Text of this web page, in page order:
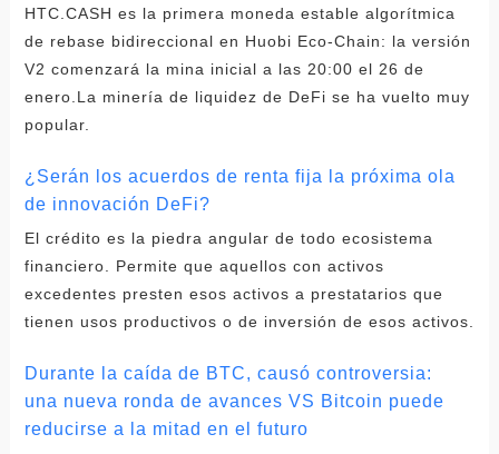
HTC.CASH es la primera moneda estable algorítmica
de rebase bidireccional en Huobi Eco-Chain: la versión
V2 comenzará la mina inicial a las 20:00 el 26 de
enero.La minería de liquidez de DeFi se ha vuelto muy
popular.
¿Serán los acuerdos de renta fija la próxima ola
de innovación DeFi?
El crédito es la piedra angular de todo ecosistema
financiero. Permite que aquellos con activos
excedentes presten esos activos a prestatarios que
tienen usos productivos o de inversión de esos activos.
Durante la caída de BTC, causó controversia:
una nueva ronda de avances VS Bitcoin puede
reducirse a la mitad en el futuro